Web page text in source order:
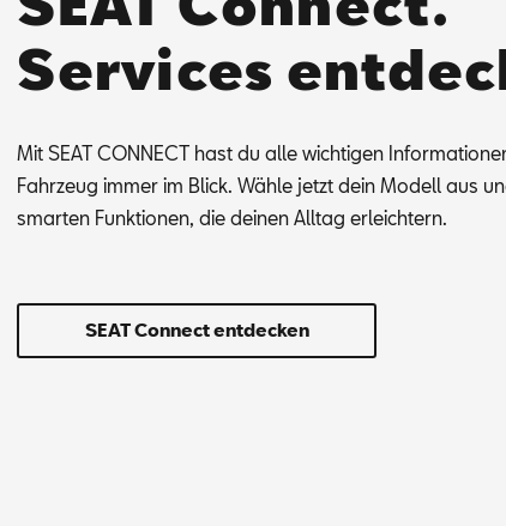
Services
Mit SEAT CON­NECT hast du alle wich­ti­gen
Fahr­zeug im­mer im Blick. Wäh­le jetzt dein Mo­dell aus
smar­ten Funk­tio­nen, die dei­nen All­tag er­leich­tern.
SEAT Connect entdecken